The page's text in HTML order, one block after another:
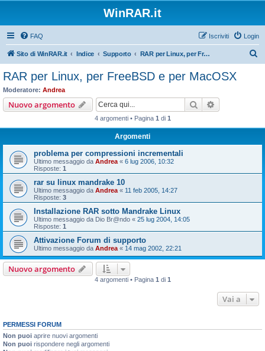
WinRAR.it
FAQ Login
Iscriviti
Sito di WinRAR.it Indice Supporto RAR per Linux, per FreeBSD e per MacOSX
RAR per Linux, per FreeBSD e per MacOSX
Moderatore: Andrea
Nuovo argomento Cerca
4 argomenti • Pagina 1 di 1
Argomenti
problema per compressioni incrementali
Ultimo messaggio da Andrea « 6 lug 2006, 10:32
Risposte: 1
rar su linux mandrake 10
Ultimo messaggio da Andrea « 11 feb 2005, 14:27
Risposte: 3
Installazione RAR sotto Mandrake Linux
Ultimo messaggio da Dio Br@ndo « 25 lug 2004, 14:05
Risposte: 1
Attivazione Forum di supporto
Ultimo messaggio da Andrea « 14 mag 2002, 22:21
Nuovo argomento
4 argomenti • Pagina 1 di 1
Vai a
PERMESSI FORUM
Non puoi aprire nuovi argomenti
Non puoi rispondere negli argomenti